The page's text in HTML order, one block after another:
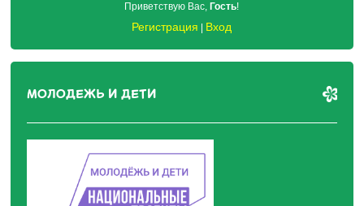
Приветствую Вас, Гость!
Регистрация Вход
МОЛОДЕЖЬ И ДЕТИ